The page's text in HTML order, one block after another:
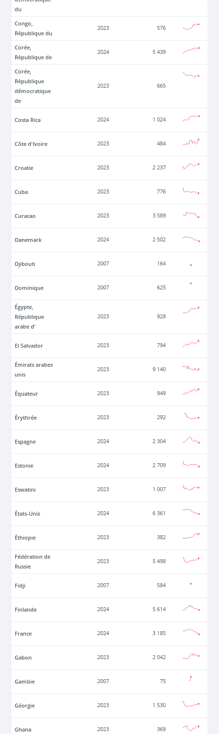
du
Congo,
République du
2023 576
Corée,
République de
2024 5 439
Corée,
République
démocratique
de
2023 665
Costa Rica 2024 1 024
Côte d'Ivoire 2023 484
Croatie 2023 2 237
Cuba 2023 776
Curacao 2023 3 589
Danemark 2024 2 502
Djibouti 2007 164
Dominique 2007 625
Égypte,
République
arabe d’
2023 928
El Salvador 2023 794
Émirats arabes
unis
2023 9 140
Équateur 2023 949
Érythrée 2023 292
Espagne 2024 2 304
Estonie 2024 2 709
Eswatini 2023 1 007
États-Unis 2024 6 361
Éthiopie 2023 382
Fédération de
Russie
2023 5 498
Fidji 2007 584
Finlande 2024 5 614
France 2024 3 185
Gabon 2023 2 042
Gambie 2007 75
Géorgie 2023 1 530
Ghana 2023 369